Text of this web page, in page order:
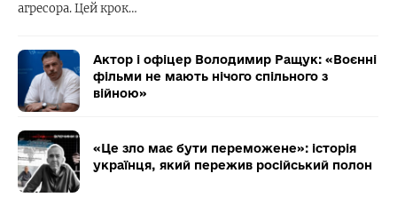
агресора. Цей крок…
Актор і офіцер Володимир Ращук: «Воєнні
фільми не мають нічого спільного з
війною»
«Це зло має бути переможене»: історія
українця, який пережив російський полон